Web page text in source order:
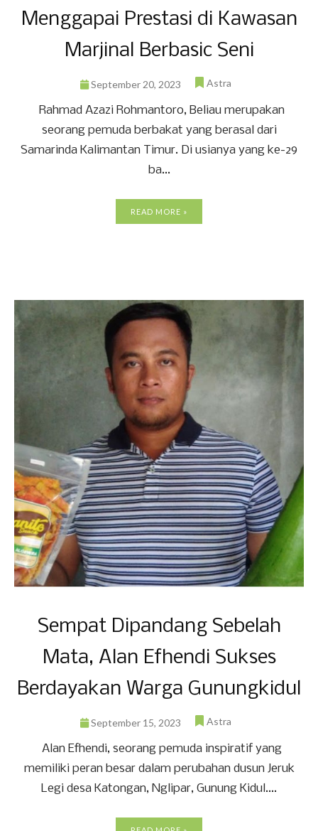
Menggapai Prestasi di Kawasan
Marjinal Berbasic Seni
September 20, 2023 Astra
Rahmad Azazi Rohmantoro, Beliau merupakan
seorang pemuda berbakat yang berasal dari
Samarinda Kalimantan Timur. Di usianya yang ke-29
ba...
READ MORE »
Sempat Dipandang Sebelah
Mata, Alan Efhendi Sukses
Berdayakan Warga Gunungkidul
September 15, 2023 Astra
Alan Efhendi, seorang pemuda inspiratif yang
memiliki peran besar dalam perubahan dusun Jeruk
Legi desa Katongan, Nglipar, Gunung Kidul....